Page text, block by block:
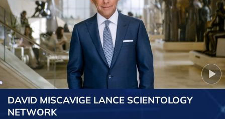
DAVID MISCAVIGE LANCE SCIENTOLOGY
NETWORK